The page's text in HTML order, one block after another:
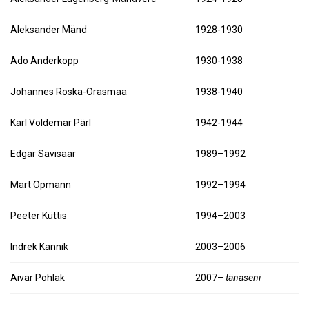
Aleksander Mänd 1928-1930
Ado Anderkopp 1930-1938
Johannes Roska-Orasmaa 1938-1940
Karl Voldemar Pärl 1942-1944
Edgar Savisaar 1989–1992
Mart Opmann 1992–1994
Peeter Küttis 1994–2003
Indrek Kannik 2003–2006
Aivar Pohlak 2007– tänaseni